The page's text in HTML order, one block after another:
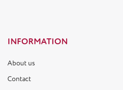
INFORMATION
About us
Contact